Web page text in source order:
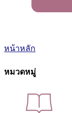
หน้าหลัก
หมวดหมู่